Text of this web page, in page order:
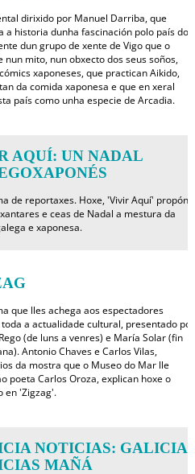
dirixido por Manuel Darriba, que
a historia dunha fascinación polo país do
dun grupo de xente de Vigo que o
nun mito, nun obxecto dos seus soños,
xaponeses, que practican Aikido,
da comida xaponesa e que en xeral
país como unha especie de Arcadia.
AQUÍ: UN NADAL
de reportaxes. Hoxe, 'Vivir Aquí' propón
e ceas de Nadal a mestura da
e xaponesa.
que lles achega aos espectadores
a actualidade cultural, presentado por
(de luns a venres) e María Solar (fin
Antonio Chaves e Carlos Vilas,
da mostra que o Museo do Mar lle
poeta Carlos Oroza, explican hoxe o
en 'Zigzag'.
NOTICIAS: GALICIA
MAÑÁ